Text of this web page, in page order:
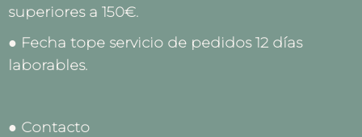
superiores a 150€.
● Fecha tope servicio de pedidos 12 días
laborables.
● Contacto